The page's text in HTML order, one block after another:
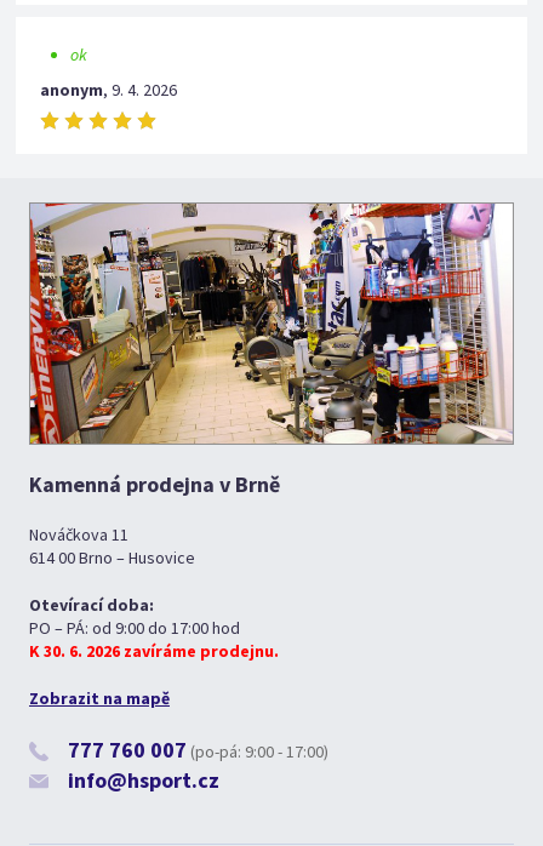
ok
anonym,9. 4. 2026
Kamenná prodejna v Brně
Nováčkova 11
614 00 Brno – Husovice
Otevírací doba:
PO – PÁ: od 9:00 do 17:00 hod
K 30. 6. 2026 zavíráme prodejnu.
Zobrazit na mapě
777 760 007 (po-pá: 9:00 - 17:00)
info@hsport.cz